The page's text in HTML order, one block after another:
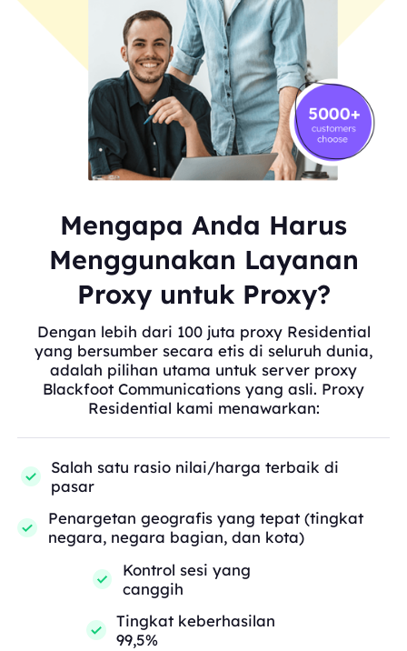
Mengapa Anda Harus
Menggunakan Layanan
Proxy untuk Proxy?
Dengan lebih dari 100 juta proxy Residential
yang bersumber secara etis di seluruh dunia,
adalah pilihan utama untuk server proxy
Blackfoot Communications yang asli. Proxy
Residential kami menawarkan:
Salah satu rasio nilai/harga terbaik di
pasar
Penargetan geografis yang tepat (tingkat
negara, negara bagian, dan kota)
Kontrol sesi yang
canggih
Tingkat keberhasilan
99,5%